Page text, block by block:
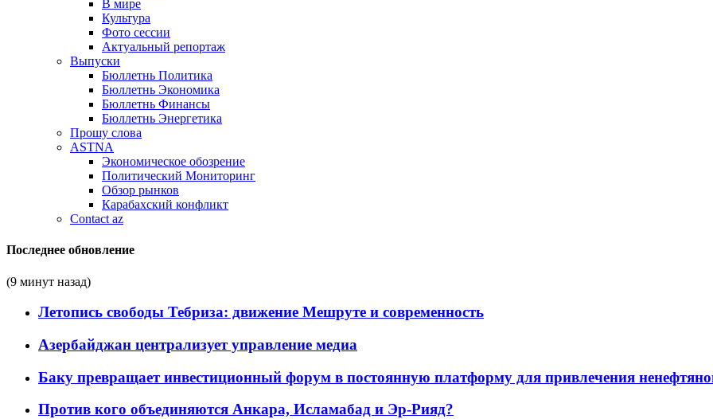
В мире
Культура
Фото сессии
Актуальный репортаж
Выпуски
Бюллетнь Политика
Бюллетнь Экономика
Бюллетнь Финансы
Бюллетнь Энергетика
Прошу слова
ASTNA
Экономическое обозрение
Политический Мониторинг
Обзор рынков
Карабахский конфликт
Contact az
Последнее обновление
(9 минут назад)
Летопись свободы Тебриза: движение Мешруте и современность
Азербайджан централизует управление медиа
Баку превращает инвестиционный форум в постоянную платформу для привлечения
Против кого объединяются Анкара, Исламабад и Эр-Рияд?